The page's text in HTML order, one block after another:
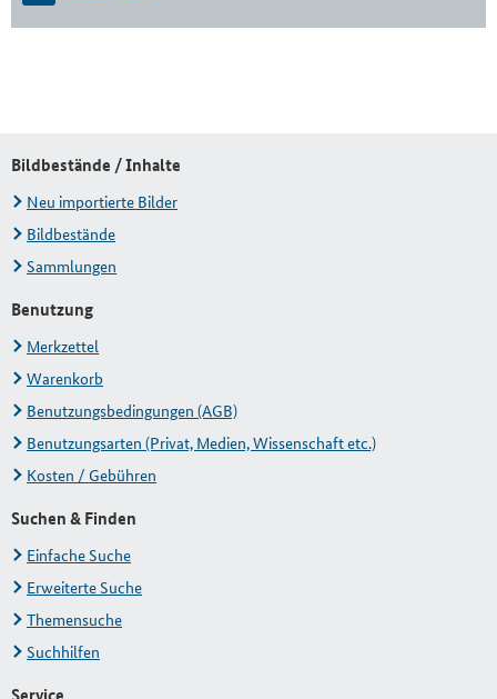
Bildbestände / Inhalte
Neu importierte Bilder
Bildbestände
Sammlungen
Benutzung
Merkzettel
Warenkorb
Benutzungsbedingungen (AGB)
Benutzungsarten (Privat, Medien, Wissenschaft etc.)
Kosten / Gebühren
Suchen & Finden
Einfache Suche
Erweiterte Suche
Themensuche
Suchhilfen